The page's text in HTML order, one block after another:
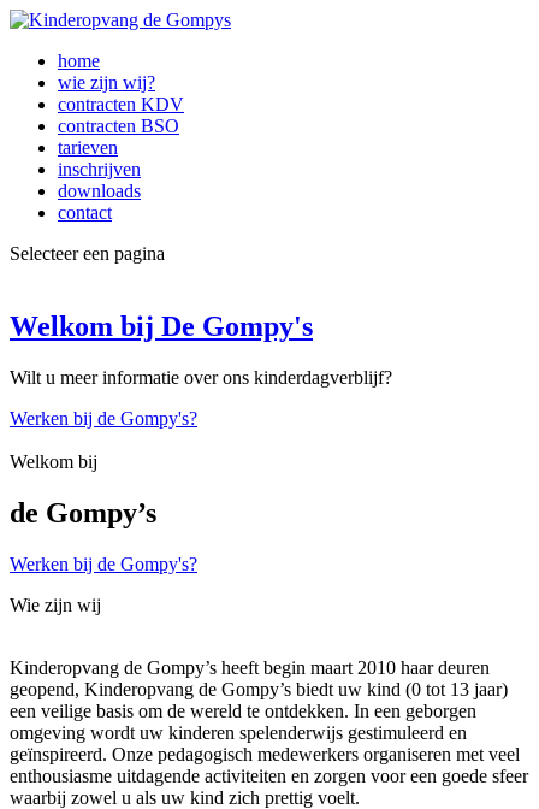
home
wie zijn wij?
contracten KDV
contracten BSO
tarieven
inschrijven
downloads
contact
Selecteer een pagina
Welkom bij De Gompy's
Wilt u meer informatie over ons kinderdagverblijf?
Werken bij de Gompy's?
Welkom bij
de Gompy’s
Werken bij de Gompy's?
Wie zijn wij
Kinderopvang de Gompy’s heeft begin maart 2010 haar deuren
geopend, Kinderopvang de Gompy’s biedt uw kind (0 tot 13 jaar)
een veilige basis om de wereld te ontdekken. In een geborgen
omgeving wordt uw kinderen spelenderwijs gestimuleerd en
geïnspireerd. Onze pedagogisch medewerkers organiseren met veel
enthousiasme uitdagende activiteiten en zorgen voor een goede sfeer
waarbij zowel u als uw kind zich prettig voelt.